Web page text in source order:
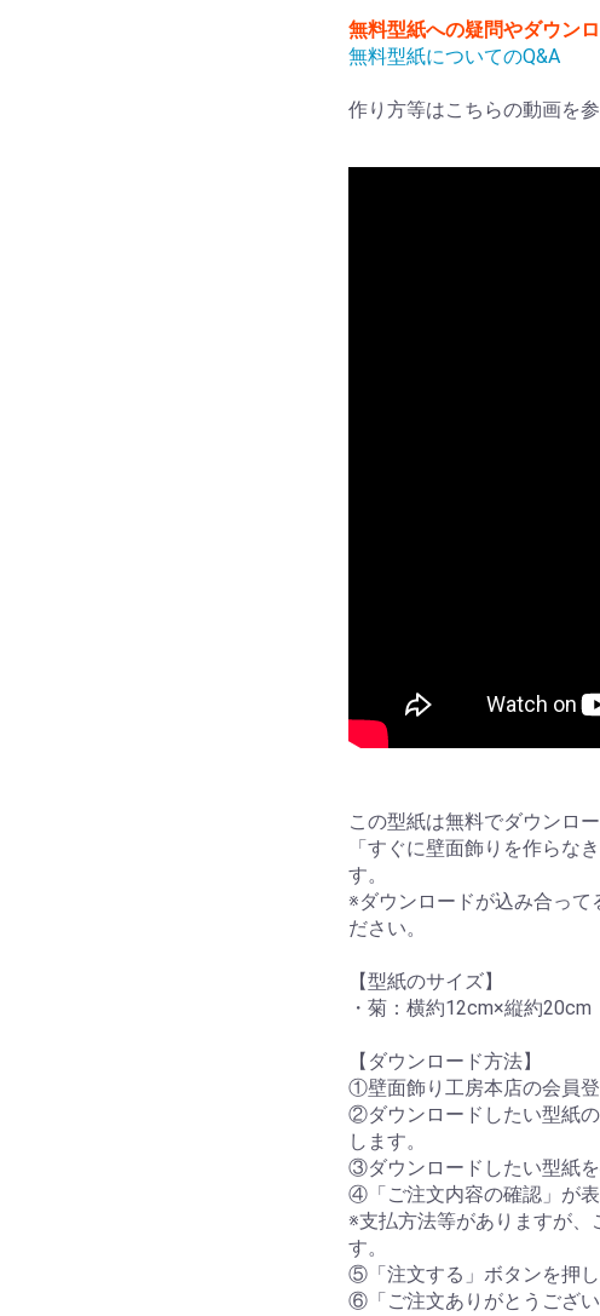
無料型紙への疑問やダウン
無料型紙についてのQ&A
作り方等はこちらの動画を
この型紙は無料でダウンロ
「すぐに壁面飾りを作らな
す。
※ダウンロードが込み合って
ださい。
【型紙のサイズ】
・菊：横約12cm×縦約20cm
【ダウンロード方法】
①壁面飾り工房本店の会員登
②ダウンロードしたい型紙
します。
③ダウンロードしたい型紙を
④「ご注文内容の確認」が表
※支払方法等がありますが
す。
⑤「注文する」ボタンを押し
⑥「ご注文ありがとうござい